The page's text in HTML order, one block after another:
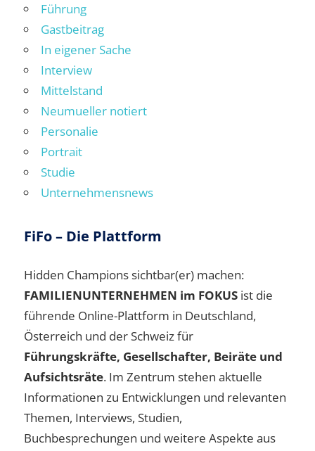
Führung
Gastbeitrag
In eigener Sache
Interview
Mittelstand
Neumueller notiert
Personalie
Portrait
Studie
Unternehmensnews
FiFo – Die Plattform
Hidden Champions sichtbar(er) machen:
FAMILIENUNTERNEHMEN im FOKUS ist die
führende Online-Plattform in Deutschland,
Österreich und der Schweiz für
Führungskräfte, Gesellschafter, Beiräte und
Aufsichtsräte. Im Zentrum stehen aktuelle
Informationen zu Entwicklungen und relevanten
Themen, Interviews, Studien,
Buchbesprechungen und weitere Aspekte aus